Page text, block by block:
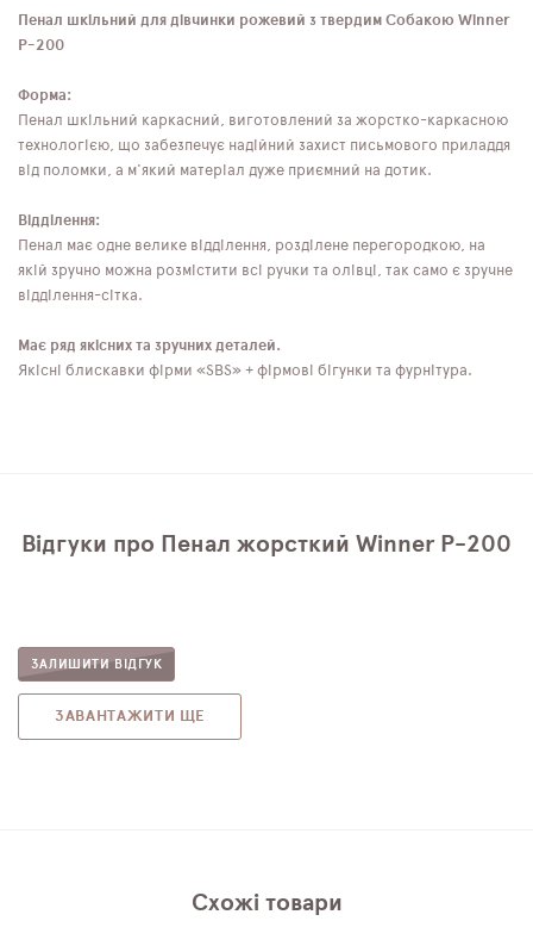
Пенал шкільний для дівчинки рожевий з твердим Собакою Winner
P-200
Форма:
Пенал шкільний каркасний, виготовлений за жорстко-каркасною
технологією, що забезпечує надійний захист письмового приладдя
від поломки, а м'який матеріал дуже приємний на дотик.
Відділення:
Пенал має одне велике відділення, розділене перегородкою, на
якій зручно можна розмістити всі ручки та олівці, так само є зручне
відділення-сітка.
Має ряд якісних та зручних деталей.
Якісні блискавки фірми «SBS» + фірмові бігунки та фурнітура.
Відгуки про Пенал жорсткий Winner P-200
ЗАЛИШИТИ ВІДГУК
ЗАВАНТАЖИТИ ЩЕ
Схожі товари